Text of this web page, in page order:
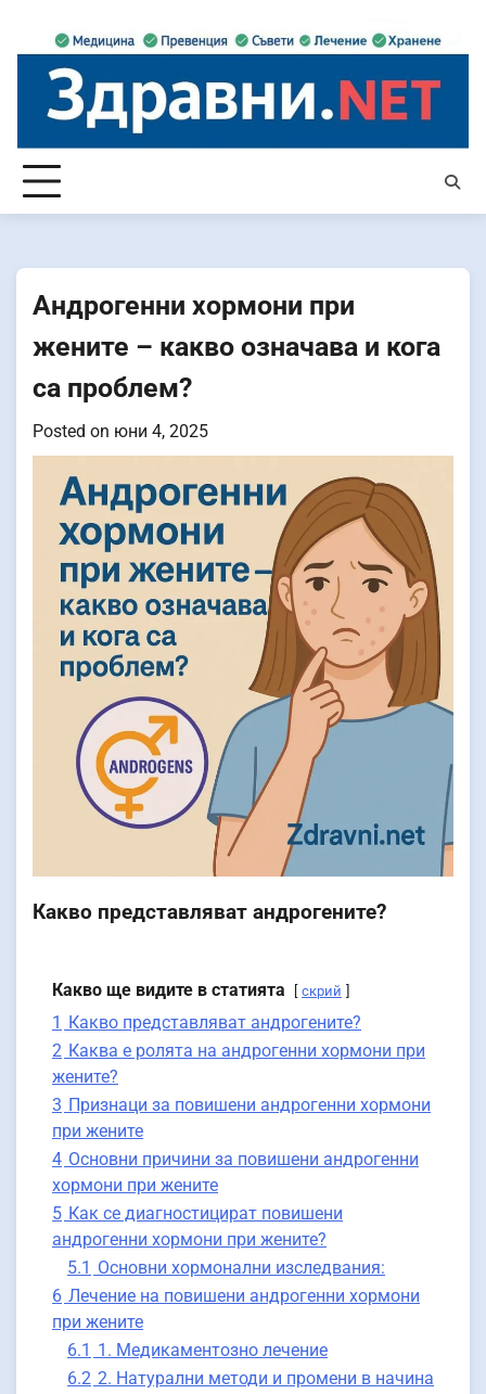
content
Андрогенни хормони при
жените – какво означава и кога
са проблем?
Posted on юни 4, 2025
Какво представляват андрогените?
Какво ще видите в статията скрий
1 Какво представляват андрогените?
2 Каква е ролята на андрогенни хормони при
жените?
3 Признаци за повишени андрогенни хормони
при жените
4 Основни причини за повишени андрогенни
хормони при жените
5 Как се диагностицират повишени
андрогенни хормони при жените?
5.1 Основни хормонални изследвания:
6 Лечение на повишени андрогенни хормони
при жените
6.1 1. Медикаментозно лечение
6.2 2. Натурални методи и промени в начина